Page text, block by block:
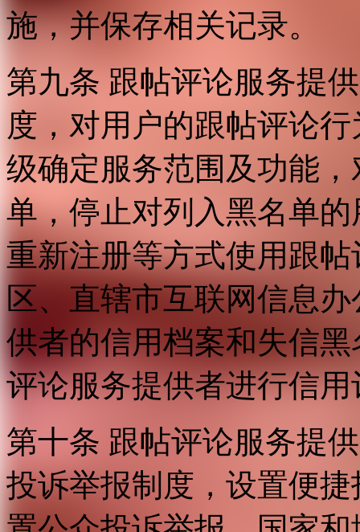
施，并保存相关记录。
第九条 跟帖评论服务提
度，对用户的跟帖评论
级确定服务范围及功能
单，停止对列入黑名单
重新注册等方式使用跟
区、直辖市互联网信息
供者的信用档案和失信
评论服务提供者进行信用
第十条 跟帖评论服务提
投诉举报制度，设置便